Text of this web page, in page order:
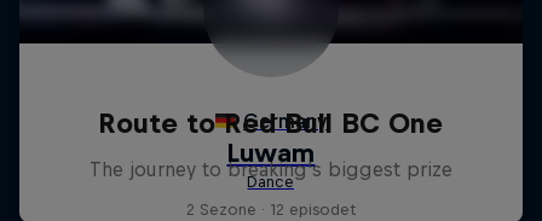
Route to Red Bull BC One
The journey to breaking's biggest prize
2 Sezone · 12 episodet